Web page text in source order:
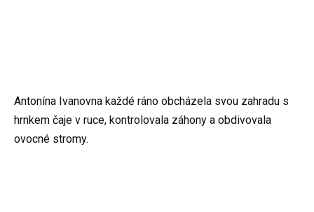
Antonína Ivanovna každé ráno obcházela svou zahradu s
hrnkem čaje v ruce, kontrolovala záhony a obdivovala
ovocné stromy.